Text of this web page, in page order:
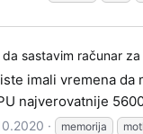
sastavim računar
imali vremena
najverovatnije
memorija